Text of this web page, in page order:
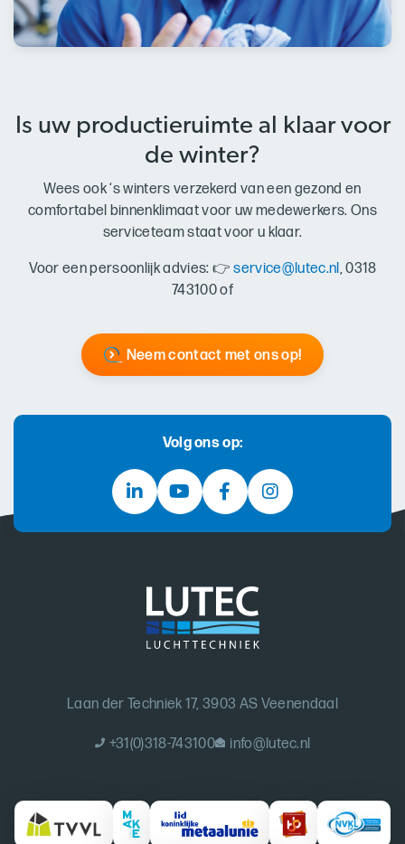
Is uw productieruimte al klaar voor
de winter?
Wees ook ‘s winters verzekerd van een gezond en
comfortabel binnenklimaat voor uw medewerkers. Ons
serviceteam staat voor u klaar.
Voor een persoonlijk advies: 👉service@lutec.nl, 0318
743100 of
Neem contact met ons op!
Volg ons op:
Laan der Techniek 17, 3903 AS Veenendaal
+31(0)318-743100 info@lutec.nl